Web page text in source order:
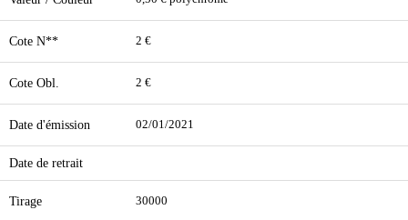
Cote N** 2 €
Cote Obl. 2 €
Date d'émission 02/01/2021
Date de retrait
Tirage 30000